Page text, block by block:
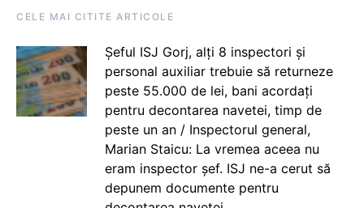
CELE MAI CITITE ARTICOLE
Șeful ISJ Gorj, alți 8 inspectori și
personal auxiliar trebuie să returneze
peste 55.000 de lei, bani acordați
pentru decontarea navetei, timp de
peste un an / Inspectorul general,
Marian Staicu: La vremea aceea nu
eram inspector șef. ISJ ne-a cerut să
depunem documente pentru